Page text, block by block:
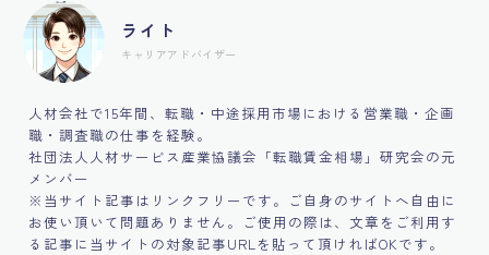
ライト
キャリアアドバイザー
人材会社で15年間、転職・中途採用市場における営業職・企画
職・調査職の仕事を経験。
社団法人人材サービス産業協議会「転職賃金相場」研究会の元
メンバー
※当サイト記事はリンクフリーです。ご自身のサイトへ自由に
お使い頂いて問題ありません。ご使用の際は、文章をご利用す
る記事に当サイトの対象記事URLを貼って頂ければOKです。